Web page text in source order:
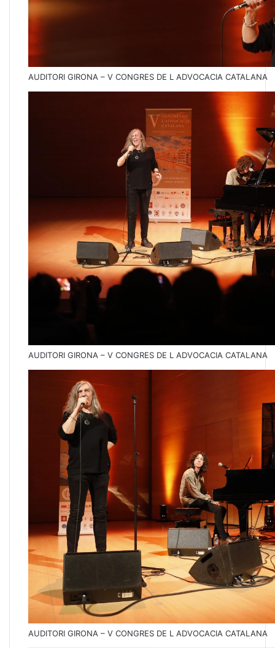
AUDITORI GIRONA – V CONGRES DE L ADVOCACIA CATALANA
AUDITORI GIRONA – V CONGRES DE L ADVOCACIA CATALANA
AUDITORI GIRONA – V CONGRES DE L ADVOCACIA CATALANA